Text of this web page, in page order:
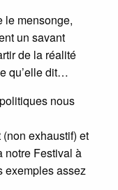
le mensonge,
un savant
de la réalité
qu’elle dit…
nous
exhaustif) et
notre Festival à
exemples assez